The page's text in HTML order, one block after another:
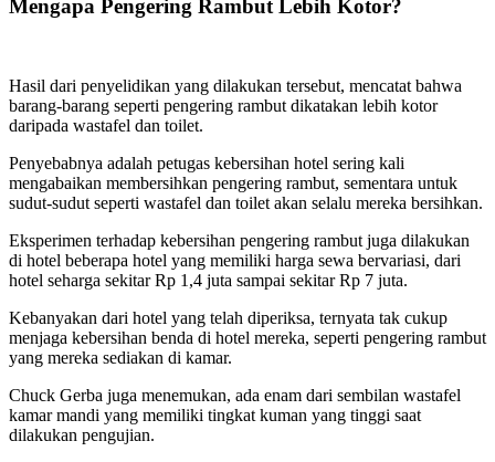
Mengapa Pengering Rambut Lebih Kotor?
Hasil dari penyelidikan yang dilakukan tersebut, mencatat bahwa
barang-barang seperti pengering rambut dikatakan lebih kotor
daripada wastafel dan toilet.
Penyebabnya adalah petugas kebersihan hotel sering kali
mengabaikan membersihkan pengering rambut, sementara untuk
sudut-sudut seperti wastafel dan toilet akan selalu mereka bersihkan.
Eksperimen terhadap kebersihan pengering rambut juga dilakukan
di hotel beberapa hotel yang memiliki harga sewa bervariasi, dari
hotel seharga sekitar Rp 1,4 juta sampai sekitar Rp 7 juta.
Kebanyakan dari hotel yang telah diperiksa, ternyata tak cukup
menjaga kebersihan benda di hotel mereka, seperti pengering rambut
yang mereka sediakan di kamar.
Chuck Gerba juga menemukan, ada enam dari sembilan wastafel
kamar mandi yang memiliki tingkat kuman yang tinggi saat
dilakukan pengujian.